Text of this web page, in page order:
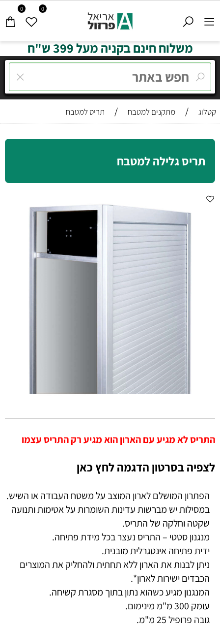
0 0
משלוח חינם בקניה מעל 399 ש"ח
קטלוג / מתקנים למטבח / תריס למטבח
תריס גלילה למטבח
התריס לא מגיע עם הארון הוא מגיע רק התריס עצמו
לצפיה בסרטון הדגמה לחץ כאן
הפתרון המושלם לארון המוצב על משטח העבודה או השיש.
במסילות יש מברשות עדינות השומרות על אטימות ותנועה
שקטה וחלקה של התריס.
מנגנון סטטי – התריס נעצר בכל מידת פתיחה.
ידית פתיחה אינטגרלית מובנית.
ניתן לבנות את הארון ללא תחתית ולהחליק את המוצרים
הכבדים ישירות לארון*.
המנגנון מגיע כשהוא נתון בתוך מסגרת קשיחה.
עומק 300 מ"מ מינימום.
גובה פרופיל 25 מ"מ.